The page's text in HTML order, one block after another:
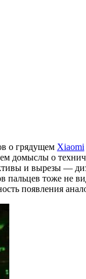
о грядущем Xiaomi
домыслы о
и вырезы —
тоже не
появления